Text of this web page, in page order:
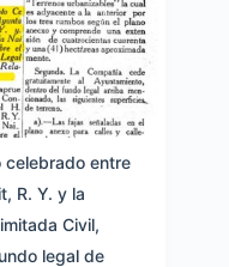
celebrado entre
R. Y. y la
Civil,
legal de